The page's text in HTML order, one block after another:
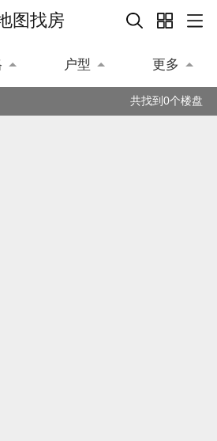
图找房
户型 更多
共找到0个楼盘